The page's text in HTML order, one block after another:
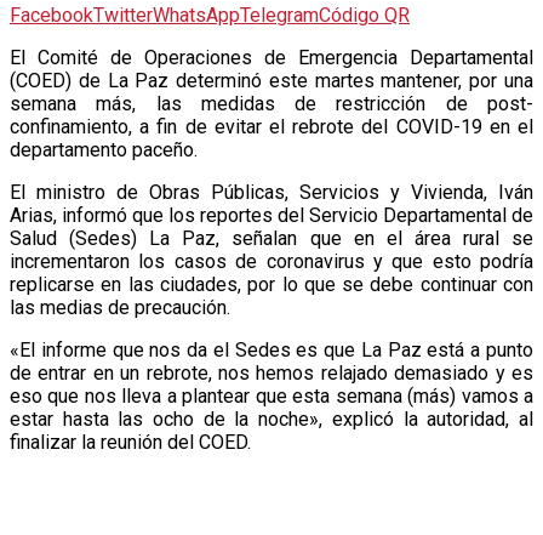
FacebookTwitterWhatsAppTelegramCódigo QR
El Comité de Operaciones de Emergencia Departamental
(COED) de La Paz determinó este martes mantener, por una
semana más, las medidas de restricción de post-
confinamiento, a fin de evitar el rebrote del COVID-19 en el
departamento paceño.
El ministro de Obras Públicas, Servicios y Vivienda, Iván
Arias, informó que los reportes del Servicio Departamental de
Salud (Sedes) La Paz, señalan que en el área rural se
incrementaron los casos de coronavirus y que esto podría
replicarse en las ciudades, por lo que se debe continuar con
las medias de precaución.
«El informe que nos da el Sedes es que La Paz está a punto
de entrar en un rebrote, nos hemos relajado demasiado y es
eso que nos lleva a plantear que esta semana (más) vamos a
estar hasta las ocho de la noche», explicó la autoridad, al
finalizar la reunión del COED.